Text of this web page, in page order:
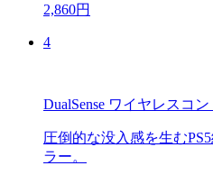
2,860円
4
DualSense ワイヤレスコ
圧倒的な没入感を生む
ラー。